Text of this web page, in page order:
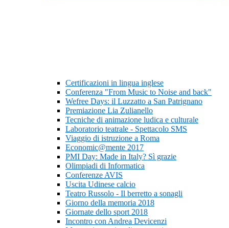
Certificazioni in lingua inglese
Conferenza "From Music to Noise and back"
Wefree Days: il Luzzatto a San Patrignano
Premiazione Lia Zulianello
Tecniche di animazione ludica e culturale
Laboratorio teatrale - Spettacolo SMS
Viaggio di istruzione a Roma
Economic@mente 2017
PMI Day: Made in Italy? Sì grazie
Olimpiadi di Informatica
Conferenze AVIS
Uscita Udinese calcio
Teatro Russolo - Il berretto a sonagli
Giorno della memoria 2018
Giornate dello sport 2018
Incontro con Andrea Devicenzi